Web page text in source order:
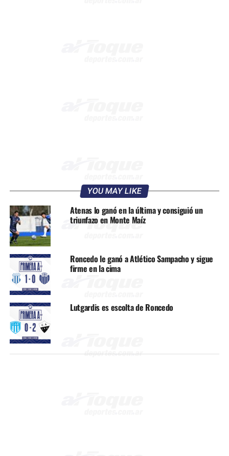
YOU MAY LIKE
Atenas lo ganó en la última y consiguió un
triunfazo en Monte Maíz
Roncedo le ganó a Atlético Sampacho y sigue
firme en la cima
Lutgardis es escolta de Roncedo